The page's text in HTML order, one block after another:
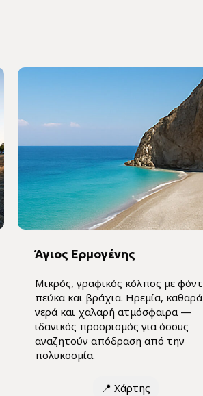
Άγιος Ερμογένης
Μικρός, γραφικός κόλπος με
πεύκα και βράχια. Ηρεμία, καθαρά
νερά και χαλαρή ατμόσφαιρα —
ιδανικός προορισμός για όσους
αναζητούν απόδραση από την
πολυκοσμία.
📍 Χάρτης